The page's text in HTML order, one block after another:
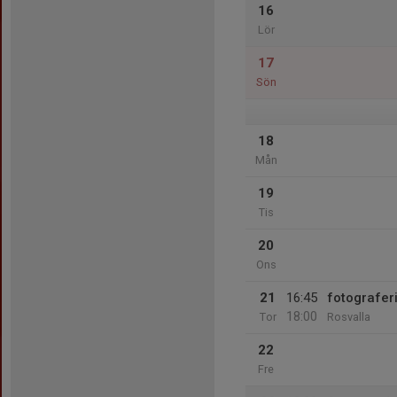
16
Lör
17
Sön
18
Mån
19
Tis
20
Ons
21
Tor
16:45
18:00
Rosvalla
22
Fre